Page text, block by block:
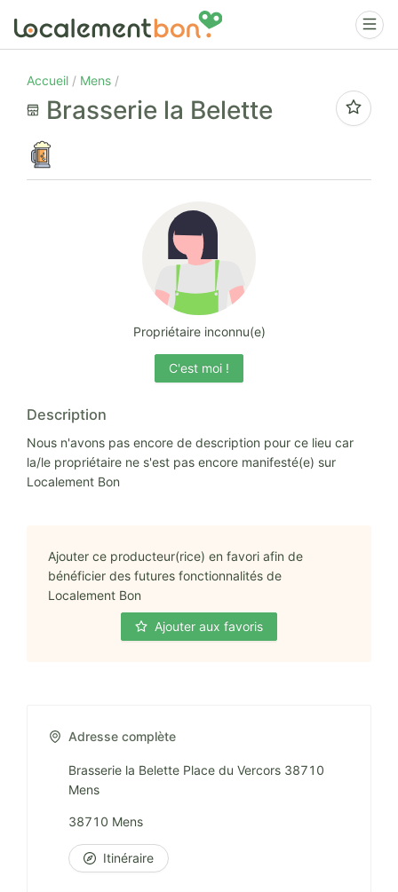
Accueil Mens
Brasserie la Belette
Propriétaire inconnu(e)
C'est moi !
Description
Nous n'avons pas encore de description pour ce lieu car
la/le propriétaire ne s'est pas encore manifesté(e) sur
Localement Bon
Ajouter ce producteur(rice) en favori afin de
bénéficier des futures fonctionnalités de
Localement Bon
Ajouter aux favoris
Adresse complète
Brasserie la Belette Place du Vercors 38710
Mens
38710 Mens
Itinéraire